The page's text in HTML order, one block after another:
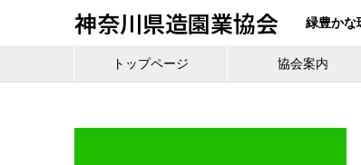
神奈川県造園業協会 緑豊かな
トップページ 協会案内